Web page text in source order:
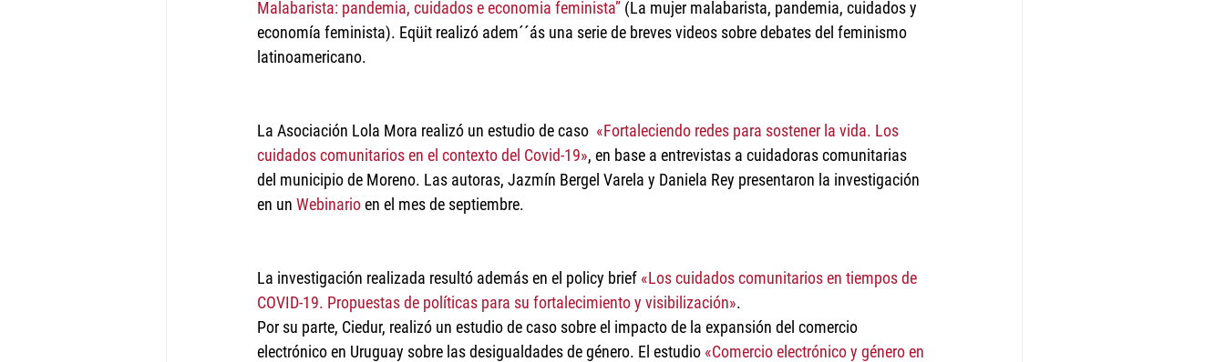
Malabarista: pandemia, cuidados e economia feminista” (La mujer malabarista, pandemia, cuidados y
economía feminista). Eqüit realizó adem´´ás una serie de breves videos sobre debates del feminismo
latinoamericano.
La Asociación Lola Mora realizó un estudio de caso «Fortaleciendo redes para sostener la vida. Los
cuidados comunitarios en el contexto del Covid-19», en base a entrevistas a cuidadoras comunitarias
del municipio de Moreno. Las autoras, Jazmín Bergel Varela y Daniela Rey presentaron la investigación
en un Webinario en el mes de septiembre.
La investigación realizada resultó además en el policy brief «Los cuidados comunitarios en tiempos de
COVID-19. Propuestas de políticas para su fortalecimiento y visibilización».
Por su parte, Ciedur, realizó un estudio de caso sobre el impacto de la expansión del comercio
electrónico en Uruguay sobre las desigualdades de género. El estudio «Comercio electrónico y género en